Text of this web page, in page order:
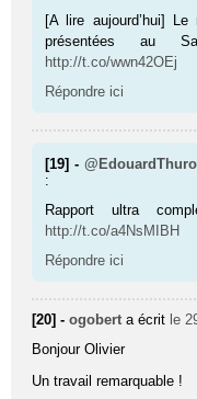
[A lire aujourd’hui] Le
présentées au
http://t.co/wwn42OEj
Répondre ici
[19] -
:
Rapport ultra
http://t.co/a4NsMIBH
Répondre ici
[20] -ogobert a écrit le
Bonjour Olivier
Un travail remarquable !